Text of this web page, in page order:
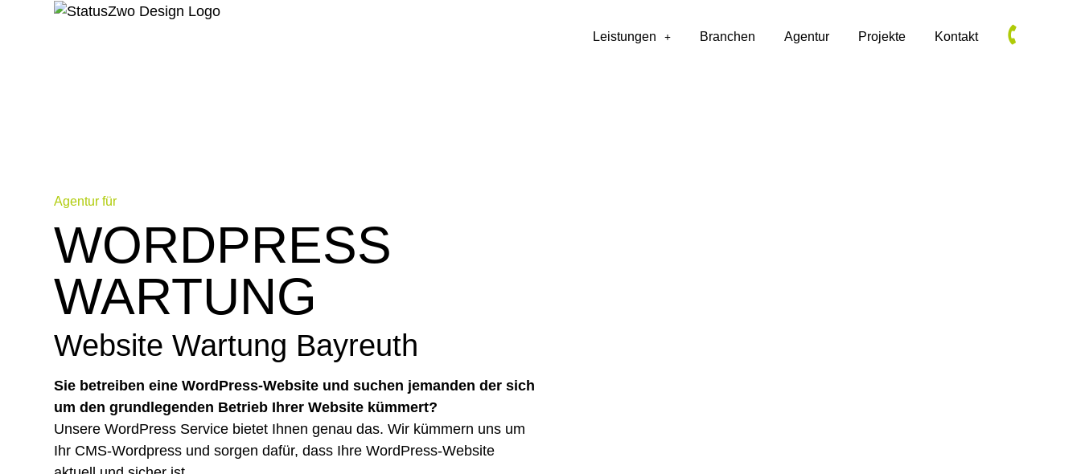
Leistungen Branchen Agentur Projekte Kontakt
Agentur für
WORDPRESS
WARTUNG
Website Wartung Bayreuth
Sie betreiben eine WordPress-Website und suchen jemanden der sich
um den grundlegenden Betrieb Ihrer Website kümmert?
Unsere WordPress Service bietet Ihnen genau das. Wir kümmern uns um
Ihr CMS-Wordpress und sorgen dafür, dass Ihre WordPress-Website